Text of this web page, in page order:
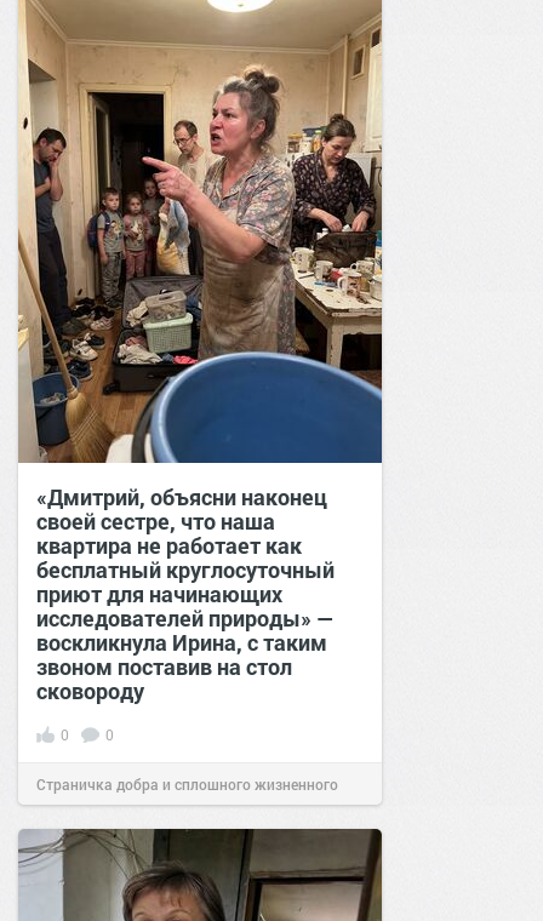
«Дмитрий, объясни наконец
своей сестре, что наша
квартира не работает как
бесплатный круглосуточный
приют для начинающих
исследователей природы» —
воскликнула Ирина, с таким
звоном поставив на стол
сковороду
0 0
Страничка добра и сплошного жизненного
позитива!00:28Вчера